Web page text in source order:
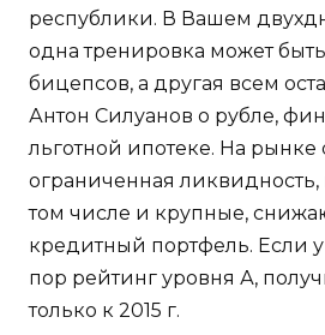
республики. В Вашем
одна тренировка может
бицепсов, а другая всем
Антон Силуанов о рубле,
льготной ипотеке. На рынке
ограниченная
том числе и крупные,
кредитный портфель. Если
пор рейтинг уровня А,
только к 2015 г.